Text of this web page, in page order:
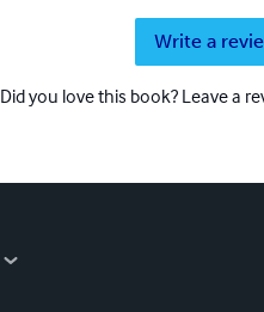
Write a
Did you love this book? Leave a